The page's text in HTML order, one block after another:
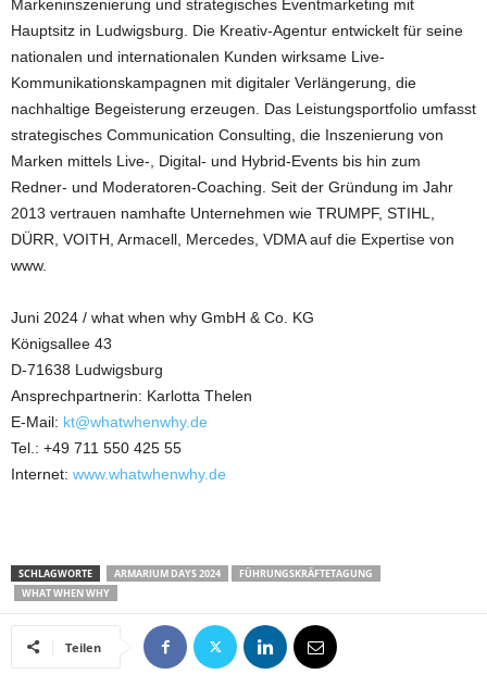
Markeninszenierung und strategisches Eventmarketing mit
Hauptsitz in Ludwigsburg. Die Kreativ-Agentur entwickelt für seine
nationalen und internationalen Kunden wirksame Live-
Kommunikationskampagnen mit digitaler Verlängerung, die
nachhaltige Begeisterung erzeugen. Das Leistungsportfolio umfasst
strategisches Communication Consulting, die Inszenierung von
Marken mittels Live-, Digital- und Hybrid-Events bis hin zum
Redner- und Moderatoren-Coaching. Seit der Gründung im Jahr
2013 vertrauen namhafte Unternehmen wie TRUMPF, STIHL,
DÜRR, VOITH, Armacell, Mercedes, VDMA auf die Expertise von
www.
Juni 2024 / what when why GmbH & Co. KG
Königsallee 43
D-71638 Ludwigsburg
Ansprechpartnerin: Karlotta Thelen
E-Mail: kt@whatwhenwhy.de
Tel.: +49 711 550 425 55
Internet: www.whatwhenwhy.de
SCHLAGWORTE ARMARIUM DAYS 2024
FÜHRUNGSKRÄFTETAGUNG
WHAT WHEN WHY
Teilen